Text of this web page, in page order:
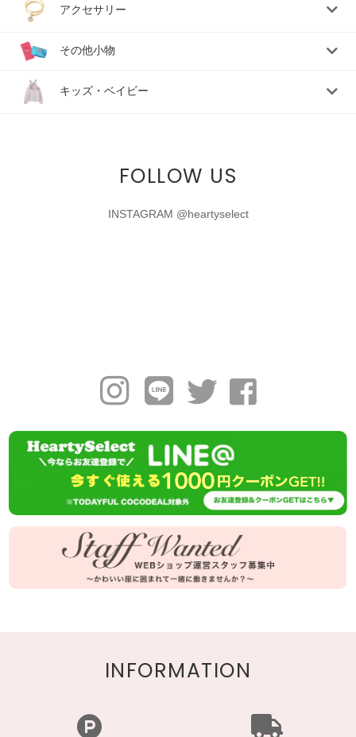
アクセサリー
その他小物
キッズ・ベイビー
FOLLOW US
INSTAGRAM @heartyselect
INFORMATION